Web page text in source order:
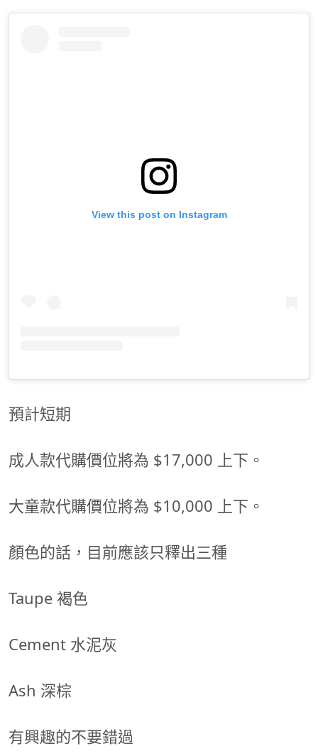
View this post on Instagram
預計短期
成人款代購價位將為 $17,000 上下。
大童款代購價位將為 $10,000 上下。
顏色的話，目前應該只釋出三種
Taupe 褐色
Cement 水泥灰
Ash 深棕
有興趣的不要錯過